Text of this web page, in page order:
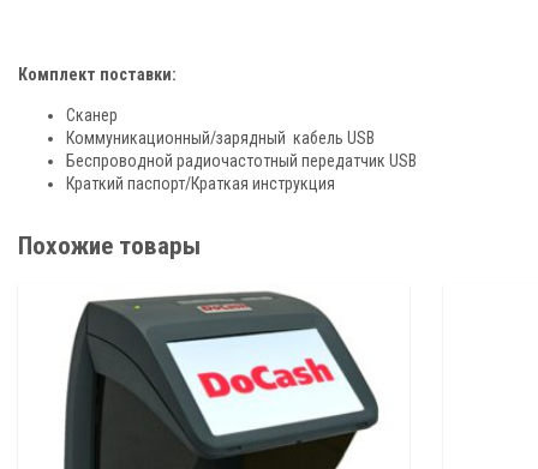
Комплект поставки:
Сканер
Коммуникационный/зарядный кабель USB
Беспроводной радиочастотный передатчик USB
Краткий паспорт/Краткая инструкция
Похожие товары